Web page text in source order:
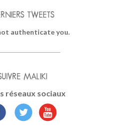
TWEETS
authenticate you.
MALIKI
réseaux sociaux